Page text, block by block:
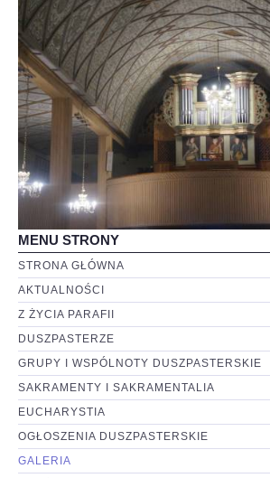
MENU STRONY
STRONA GŁÓWNA
AKTUALNOŚCI
Z ŻYCIA PARAFII
DUSZPASTERZE
GRUPY I WSPÓLNOTY DUSZPASTERSKIE
SAKRAMENTY I SAKRAMENTALIA
EUCHARYSTIA
OGŁOSZENIA DUSZPASTERSKIE
GALERIA